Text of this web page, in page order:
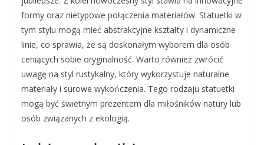
formy oraz nietypowe połączenia materiałów. Statuetki w
tym stylu mogą mieć abstrakcyjne kształty i dynamiczne
linie, co sprawia, że są doskonałym wyborem dla osób
ceniących sobie oryginalność. Warto również zwrócić
uwagę na styl rustykalny, który wykorzystuje naturalne
materiały i surowe wykończenia. Tego rodzaju statuetki
mogą być świetnym prezentem dla miłośników natury lub
osób związanych z ekologią.